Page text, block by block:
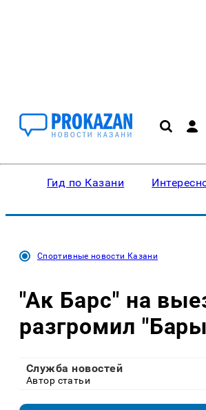
Гид по Казани
Спортивные новости Казани
"Ак Барс" на
разгромил
Служба новостей
Автор статьи